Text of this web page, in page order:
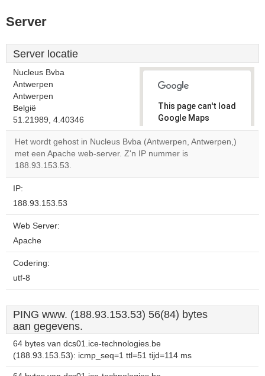
Server
Server locatie
Nucleus Bvba
Antwerpen
Antwerpen
België
51.21989, 4.40346
This page can't load
Google Maps
correctly.
Do you
Het wordt gehost in Nucleus Bvba (Antwerpen, Antwerpen,)
met een Apache web-server. Z'n IP nummer is
188.93.153.53.
IP:
188.93.153.53
Web Server:
Apache
Codering:
utf-8
PING www. (188.93.153.53) 56(84) bytes
aan gegevens.
64 bytes van dcs01.ice-technologies.be
(188.93.153.53): icmp_seq=1 ttl=51 tijd=114 ms